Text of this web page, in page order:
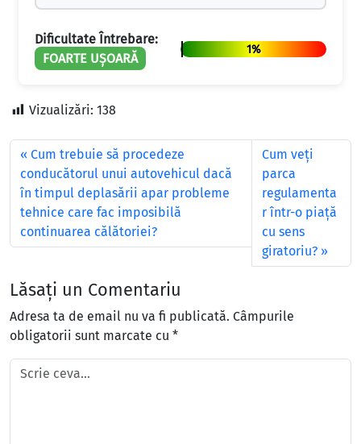
Dificultate Întrebare:
FOARTE UȘOARĂ
1%
Vizualizări: 138
Cum trebuie să procedeze
conducătorul unui autovehicul dacă
în timpul deplasării apar probleme
tehnice care fac imposibilă
continuarea călătoriei?
Cum veţi
parca
regulamenta
r într-o piaţă
cu sens
giratoriu?
Lăsați un Comentariu
Adresa ta de email nu va fi publicată. Câmpurile
obligatorii sunt marcate cu *